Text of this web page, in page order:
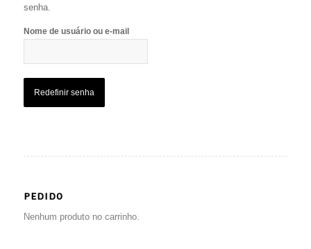
senha.
Nome de usuário ou e-mail
Redefinir senha
PEDIDO
Nenhum produto no carrinho.